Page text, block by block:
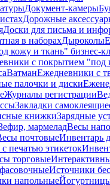
Документ-камеры
Дорожные
Доски для письма и
в наборахДыроколы
кожу и ткань" бизнес-
с покрытием "под
ВатманЕжедневники с
палочки и диски
Журналы регистрации
Закладки
книжкиЗарядные
мармеладВесы
почтовыеИнвентарь
печатью этикеток
торговые
Источники
напольные